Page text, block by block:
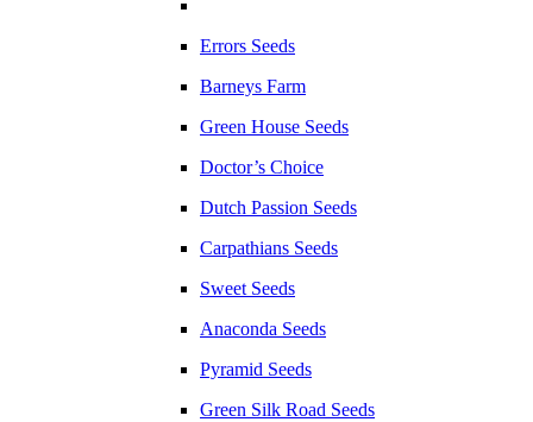
Errors Seeds
Barneys Farm
Green House Seeds
Doctor’s Choice
Dutch Passion Seeds
Carpathians Seeds
Sweet Seeds
Anaconda Seeds
Pyramid Seeds
Green Silk Road Seeds